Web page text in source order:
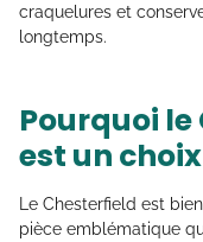
craquelures et
longtemps.
Pourquoi
est un
Le Chesterfield est
pièce emblématique